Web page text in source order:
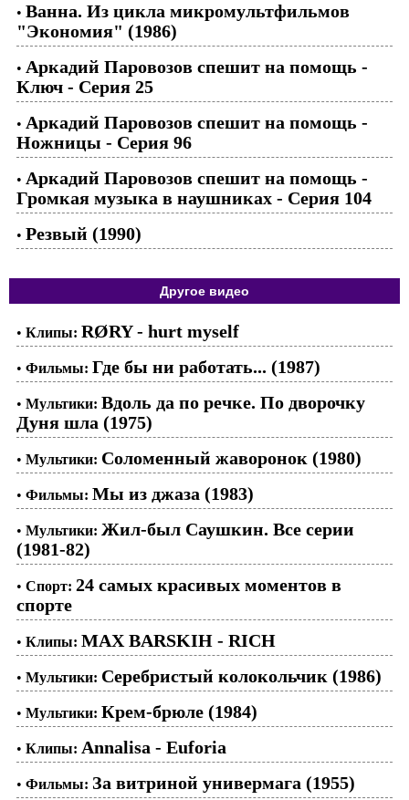
• Ванна. Из цикла микромультфильмов
"Экономия" (1986)
• Аркадий Паровозов спешит на помощь -
Ключ - Серия 25
• Аркадий Паровозов спешит на помощь -
Ножницы - Серия 96
• Аркадий Паровозов спешит на помощь -
Громкая музыка в наушниках - Серия 104
• Резвый (1990)
Другое видео
• Клипы: RØRY - hurt myself
• Фильмы: Где бы ни работать... (1987)
• Мультики: Вдоль да по речке. По дворочку
Дуня шла (1975)
• Мультики: Соломенный жаворонок (1980)
• Фильмы: Мы из джаза (1983)
• Мультики: Жил-был Саушкин. Все серии
(1981-82)
• Спорт: 24 самых красивых моментов в
спорте
• Клипы: MAX BARSKIH - RICH
• Мультики: Серебристый колокольчик (1986)
• Мультики: Крем-брюле (1984)
• Клипы: Annalisa - Euforia
• Фильмы: За витриной универмага (1955)